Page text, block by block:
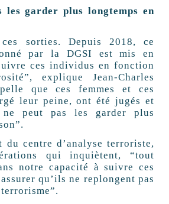
les garder plus longtemps en
sorties. Depuis 2018, ce
par la DGSI est mis en
ces individus en fonction
explique Jean-Charles
que ces femmes et ces
leur peine, ont été jugés et
ne peut pas les garder plus
du centre d’analyse terroriste,
qui inquiètent, “tout
notre capacité à suivre ces
qu’ils ne replongent pas